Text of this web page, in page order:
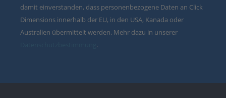
damit einverstanden, dass personenbezogene Daten an Click
Dimensions innerhalb der EU, in den USA, Kanada oder
Australien übermittelt werden. Mehr dazu in unserer
.